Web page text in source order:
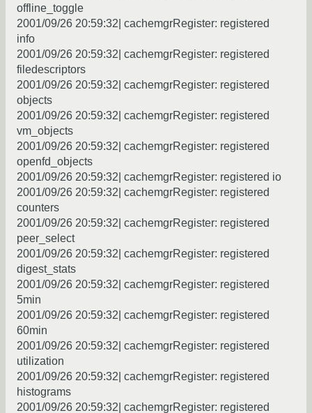
offline_toggle
2001/09/26 20:59:32| cachemgrRegister: registered
info
2001/09/26 20:59:32| cachemgrRegister: registered
filedescriptors
2001/09/26 20:59:32| cachemgrRegister: registered
objects
2001/09/26 20:59:32| cachemgrRegister: registered
vm_objects
2001/09/26 20:59:32| cachemgrRegister: registered
openfd_objects
2001/09/26 20:59:32| cachemgrRegister: registered io
2001/09/26 20:59:32| cachemgrRegister: registered
counters
2001/09/26 20:59:32| cachemgrRegister: registered
peer_select
2001/09/26 20:59:32| cachemgrRegister: registered
digest_stats
2001/09/26 20:59:32| cachemgrRegister: registered
5min
2001/09/26 20:59:32| cachemgrRegister: registered
60min
2001/09/26 20:59:32| cachemgrRegister: registered
utilization
2001/09/26 20:59:32| cachemgrRegister: registered
histograms
2001/09/26 20:59:32| cachemgrRegister: registered